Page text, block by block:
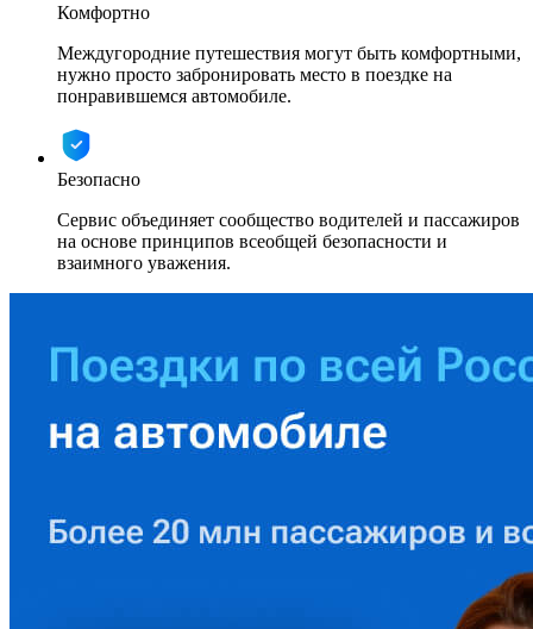
Комфортно
Междугородние путешествия могут быть комфортными,
нужно просто забронировать место в поездке на
понравившемся автомобиле.
Безопасно
Сервис объединяет сообщество водителей и пассажиров
на основе принципов всеобщей безопасности и
взаимного уважения.